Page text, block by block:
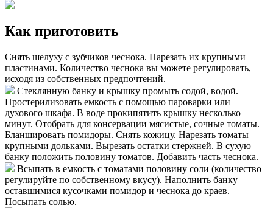
Как приготовить
Снять шелуху с зубчиков чеснока. Нарезать их крупными
пластинами. Количество чеснока вы можете регулировать,
исходя из собственных предпочтений.
Стеклянную банку и крышку промыть содой, водой.
Простерилизовать емкость с помощью пароварки или
духового шкафа. В воде прокипятить крышку несколько
минут. Отобрать для консервации мясистые, сочные томаты.
Бланшировать помидоры. Снять кожицу. Нарезать томаты
крупными дольками. Вырезать остатки стержней. В сухую
банку положить половину томатов. Добавить часть чеснока.
Всыпать в емкость с томатами половину соли (количество
регулируйте по собственному вкусу). Наполнить банку
оставшимися кусочками помидор и чеснока до краев.
Посыпать солью.